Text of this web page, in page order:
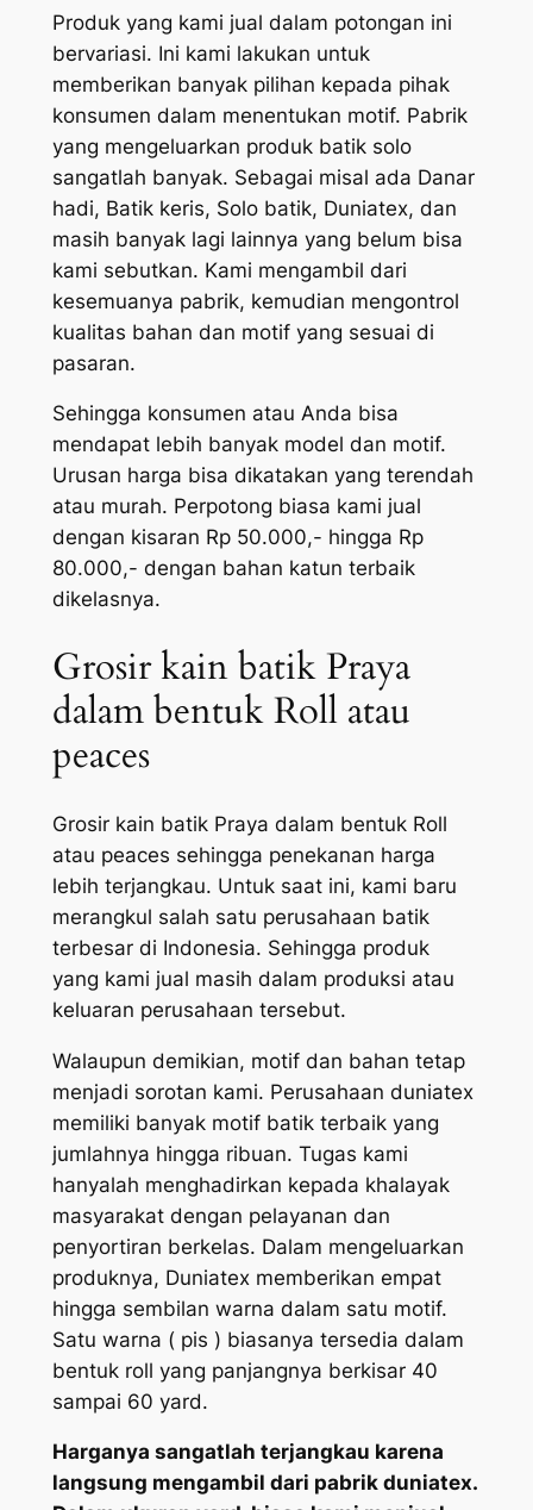
Produk yang kami jual dalam potongan ini
bervariasi. Ini kami lakukan untuk
memberikan banyak pilihan kepada pihak
konsumen dalam menentukan motif. Pabrik
yang mengeluarkan produk batik solo
sangatlah banyak. Sebagai misal ada Danar
hadi, Batik keris, Solo batik, Duniatex, dan
masih banyak lagi lainnya yang belum bisa
kami sebutkan. Kami mengambil dari
kesemuanya pabrik, kemudian mengontrol
kualitas bahan dan motif yang sesuai di
pasaran.
Sehingga konsumen atau Anda bisa
mendapat lebih banyak model dan motif.
Urusan harga bisa dikatakan yang terendah
atau murah. Perpotong biasa kami jual
dengan kisaran Rp 50.000,- hingga Rp
80.000,- dengan bahan katun terbaik
dikelasnya.
Grosir kain batik Praya
dalam bentuk Roll atau
peaces
Grosir kain batik Praya dalam bentuk Roll
atau peaces sehingga penekanan harga
lebih terjangkau. Untuk saat ini, kami baru
merangkul salah satu perusahaan batik
terbesar di Indonesia. Sehingga produk
yang kami jual masih dalam produksi atau
keluaran perusahaan tersebut.
Walaupun demikian, motif dan bahan tetap
menjadi sorotan kami. Perusahaan duniatex
memiliki banyak motif batik terbaik yang
jumlahnya hingga ribuan. Tugas kami
hanyalah menghadirkan kepada khalayak
masyarakat dengan pelayanan dan
penyortiran berkelas. Dalam mengeluarkan
produknya, Duniatex memberikan empat
hingga sembilan warna dalam satu motif.
Satu warna ( pis ) biasanya tersedia dalam
bentuk roll yang panjangnya berkisar 40
sampai 60 yard.
Harganya sangatlah terjangkau karena
langsung mengambil dari pabrik duniatex.